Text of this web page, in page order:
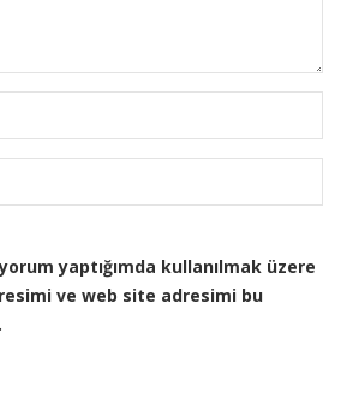
yaptığımda kullanılmak üzere
ve web site adresimi bu